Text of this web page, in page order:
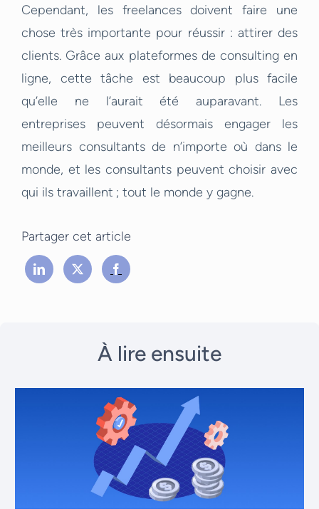
Cependant, les freelances doivent faire une
chose très importante pour réussir : attirer des
clients. Grâce aux plateformes de consulting en
ligne, cette tâche est beaucoup plus facile
qu’elle ne l’aurait été auparavant. Les
entreprises peuvent désormais engager les
meilleurs consultants de n’importe où dans le
monde, et les consultants peuvent choisir avec
qui ils travaillent ; tout le monde y gagne.
Partager cet article
À lire ensuite